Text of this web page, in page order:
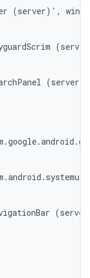
(server)',